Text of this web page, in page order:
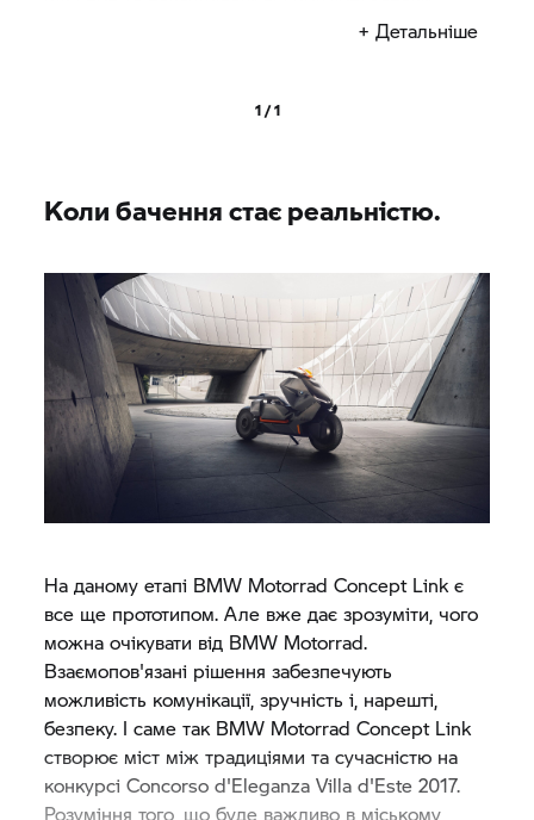
зв'язку між водієм і машиною, на кермі доступні
+ Детальніше
1 / 1
Коли бачення стає реальністю.
На даному етапі BMW Motorrad Concept Link є
все ще прототипом. Але вже дає зрозуміти, чого
можна очікувати від BMW Motorrad.
Взаємопов'язані рішення забезпечують
можливість комунікації, зручність і, нарешті,
безпеку. І саме так BMW Motorrad Concept Link
створює міст між традиціями та сучасністю на
конкурсі Concorso d'Eleganza Villa d'Este 2017.
Розуміння того, що буде важливо в міському